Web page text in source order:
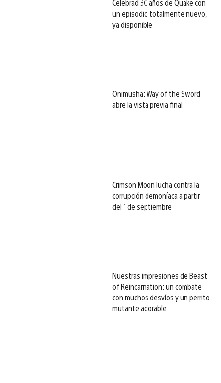
Celebrad 30 años de Quake con
un episodio totalmente nuevo,
ya disponible
Onimusha: Way of the Sword
abre la vista previa final
Crimson Moon lucha contra la
corrupción demoníaca a partir
del 1 de septiembre
Nuestras impresiones de Beast
of Reincarnation: un combate
con muchos desvíos y un perrito
mutante adorable